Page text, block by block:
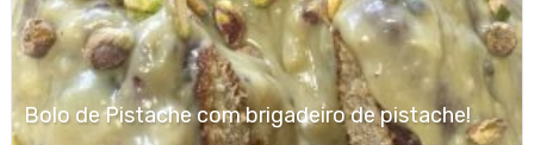
Bolo de Pistache com brigadeiro de pistache!